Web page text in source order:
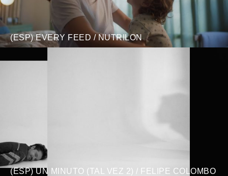
(ESP) EVERY FEED / NUTRILON
(ESP) UN MINUTO (TAL VEZ 2) / FELIPE COLOMBO